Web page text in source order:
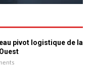
pivot logistique de la